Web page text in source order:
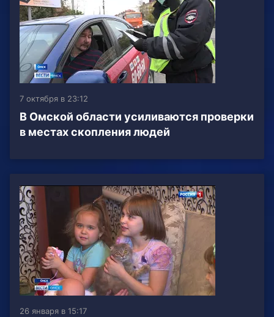
7 октября в 23:12
В Омской области усиливаются проверки
в местах скопления людей
26 января в 15:17